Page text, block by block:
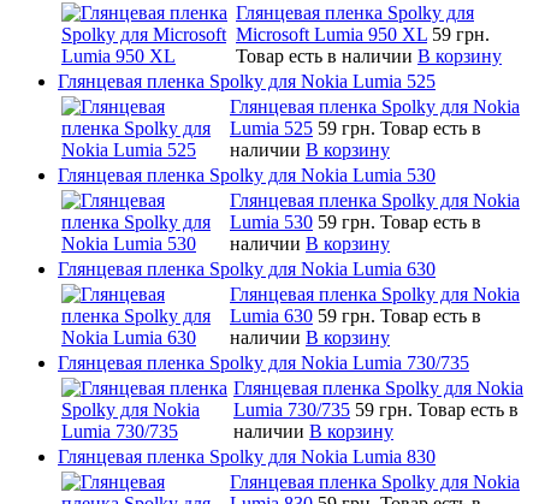
Глянцевая пленка Spolky для
Microsoft Lumia 950 XL 59 грн.
Товар есть в наличии В корзину
Глянцевая пленка Spolky для Nokia Lumia 525
Глянцевая пленка Spolky для Nokia
Lumia 525 59 грн. Товар есть в
наличии В корзину
Глянцевая пленка Spolky для Nokia Lumia 530
Глянцевая пленка Spolky для Nokia
Lumia 530 59 грн. Товар есть в
наличии В корзину
Глянцевая пленка Spolky для Nokia Lumia 630
Глянцевая пленка Spolky для Nokia
Lumia 630 59 грн. Товар есть в
наличии В корзину
Глянцевая пленка Spolky для Nokia Lumia 730/735
Глянцевая пленка Spolky для Nokia
Lumia 730/735 59 грн. Товар есть в
наличии В корзину
Глянцевая пленка Spolky для Nokia Lumia 830
Глянцевая пленка Spolky для Nokia